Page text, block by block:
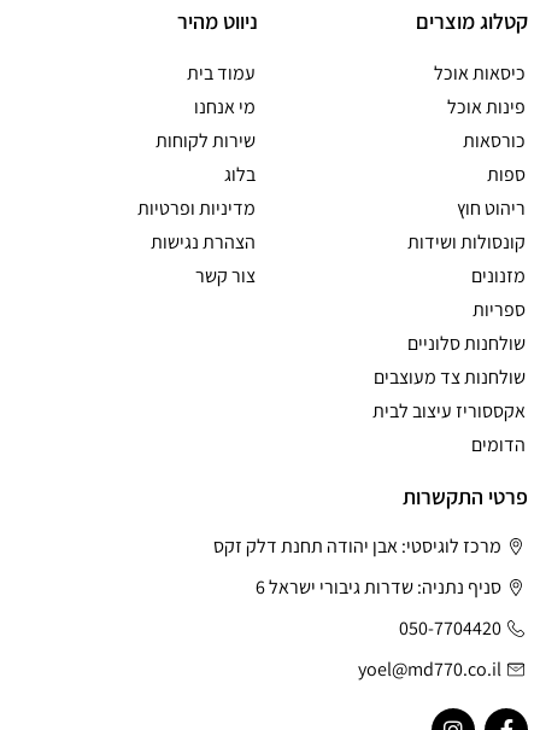
קטלוג מוצרים
כיסאות אוכל
פינות אוכל
כורסאות
ספות
ריהוט חוץ
קונסולות ושידות
מזנונים
ספריות
שולחנות סלוניים
שולחנות צד מעוצבים
אקססוריז עיצוב לבית
הדומים
ניווט מהיר
עמוד בית
מי אנחנו
שירות לקוחות
בלוג
מדיניות ופרטיות
הצהרת נגישות
צור קשר
פרטי התקשרות
מרכז לוגיסטי: אבן יהודה תחנת דלק זקס
סניף נתניה: שדרות גיבורי ישראל 6
050-7704420
yoel@md770.co.il